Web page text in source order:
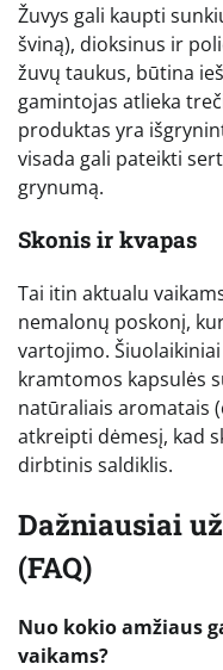
Žuvys gali kaupti
šviną), dioksinus ir
žuvų taukus, būtina
gamintojas atlieka
produktas yra
visada gali pateikti
grynumą.
Skonis ir kvapas
Tai itin aktualu
nemalonų poskonį,
vartojimo.
kramtomos kapsulės
natūraliais aromatais
atkreipti dėmesį, kad
dirbtinis saldiklis.
Dažniausiai
(FAQ)
Nuo kokio amžiaus
vaikams?